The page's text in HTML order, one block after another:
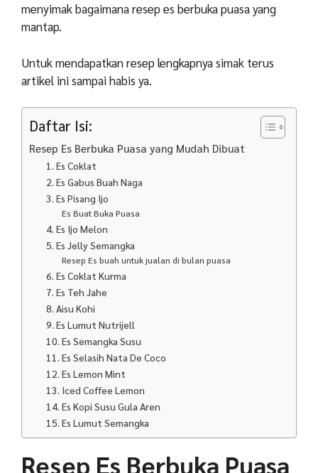
menyimak bagaimana resep es berbuka puasa yang
mantap.
Untuk mendapatkan resep lengkapnya simak terus
artikel ini sampai habis ya.
Daftar Isi:
Resep Es Berbuka Puasa yang Mudah Dibuat
1. Es Coklat
2. Es Gabus Buah Naga
3. Es Pisang Ijo
Es Buat Buka Puasa
4. Es Ijo Melon
5. Es Jelly Semangka
Resep Es buah untuk jualan di bulan puasa
6. Es Coklat Kurma
7. Es Teh Jahe
8. Aisu Kohi
9. Es Lumut Nutrijell
10. Es Semangka Susu
11. Es Selasih Nata De Coco
12. Es Lemon Mint
13. Iced Coffee Lemon
14. Es Kopi Susu Gula Aren
15. Es Lumut Semangka
Resep Es Berbuka Puasa